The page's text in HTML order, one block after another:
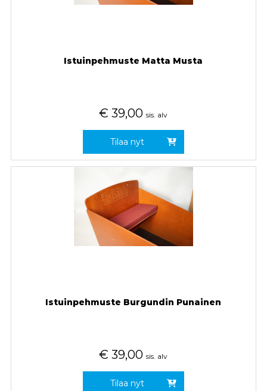
Istuinpehmuste Matta Musta
€ 39,00 sis. alv
Tilaa nyt
Istuinpehmuste Burgundin Punainen
€ 39,00 sis. alv
Tilaa nyt